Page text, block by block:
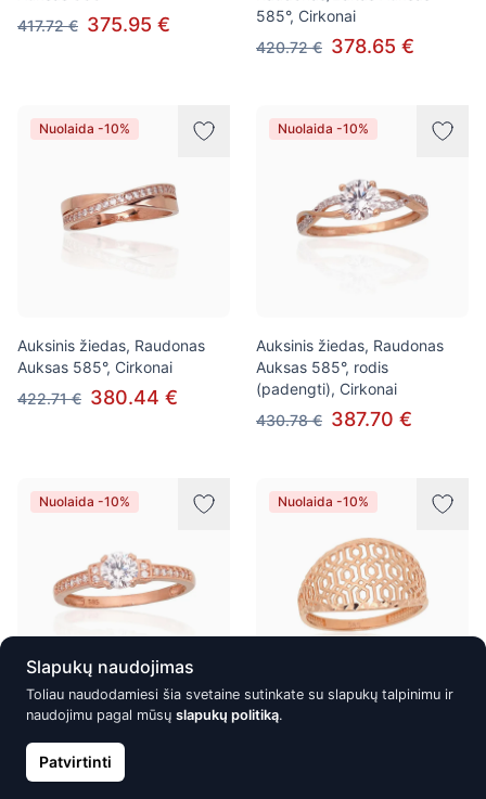
417.72 € 375.95 €
585°, Cirkonai
420.72 € 378.65 €
Nuolaida -10%
Auksinis žiedas, Raudonas
Auksas 585°, Cirkonai
422.71 € 380.44 €
Nuolaida -10%
Auksinis žiedas, Raudonas
Auksas 585°, rodis
(padengti), Cirkonai
430.78 € 387.70 €
Nuolaida -10%
Auksinis žiedas, Raudonas
Auksas 585°, Cirkonai
432.30 € 389.08 €
Nuolaida -10%
Auksinis žiedas, Raudonas
Slapukų naudojimas
Toliau naudodamiesi šia svetaine sutinkate su slapukų talpinimu ir
naudojimu pagal mūsų slapukų politiką.
Patvirtinti